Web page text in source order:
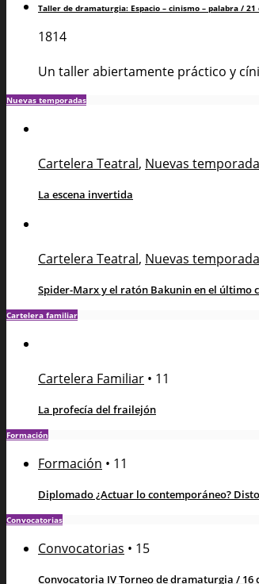
Taller de dramaturgia: Espacio – cinismo – palabra / 21
1814
Un taller abiertamente práctico y
Nuevas temporadas
Cartelera Teatral, Nuevas
La escena invertida
Cartelera Teatral, Nuevas
Spider-Marx y el ratón Bakunin en el último
Cartelera familiar
Cartelera Familiar • 11
La profecía del frailejón
Formación
Formación • 11
Diplomado ¿Actuar lo contemporáneo?
Convocatorias
Convocatorias • 15
Convocatoria IV Torneo de dramaturgia / 16